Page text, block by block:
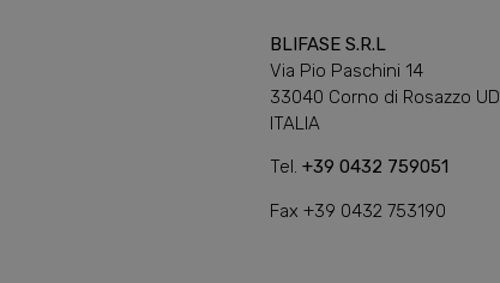
BLIFASE S.R.L
Via Pio Paschini 14
33040 Corno di Rosazzo UD
ITALIA
Tel. +39 0432 759051
Fax +39 0432 753190